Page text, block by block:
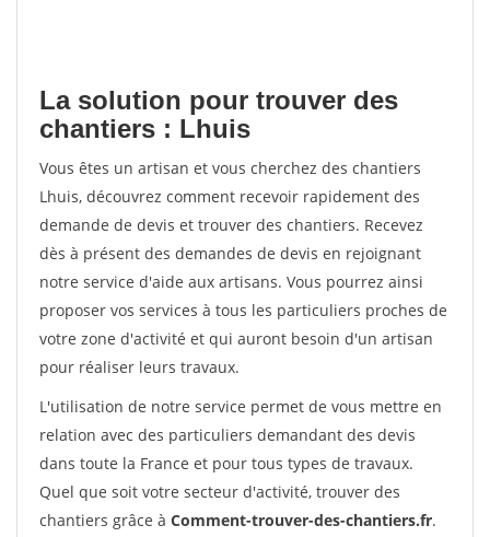
La solution pour trouver des
chantiers : Lhuis
Vous êtes un artisan et vous cherchez des chantiers
Lhuis, découvrez comment recevoir rapidement des
demande de devis et trouver des chantiers. Recevez
dès à présent des demandes de devis en rejoignant
notre service d'aide aux artisans. Vous pourrez ainsi
proposer vos services à tous les particuliers proches de
votre zone d'activité et qui auront besoin d'un artisan
pour réaliser leurs travaux.
L'utilisation de notre service permet de vous mettre en
relation avec des particuliers demandant des devis
dans toute la France et pour tous types de travaux.
Quel que soit votre secteur d'activité, trouver des
chantiers grâce à Comment-trouver-des-chantiers.fr.